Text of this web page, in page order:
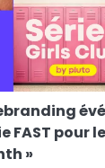
FAST pour
»